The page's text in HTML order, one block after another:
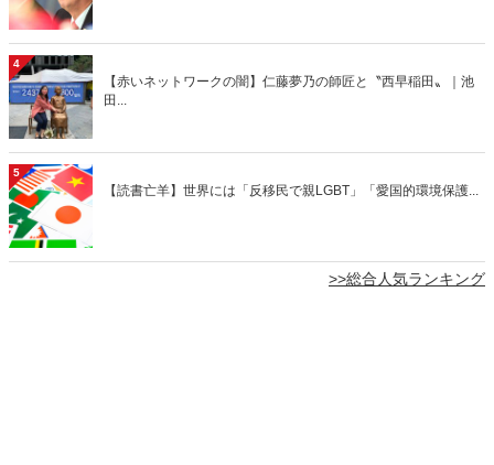
4
【赤いネットワークの闇】仁藤夢乃の師匠と〝西早稲田〟｜池
田...
5
【読書亡羊】世界には「反移民で親LGBT」「愛国的環境保護...
>>総合人気ランキング